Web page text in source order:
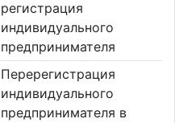
регистрация
индивидуального
предпринимателя
Перерегистрация
индивидуального
предпринимателя в